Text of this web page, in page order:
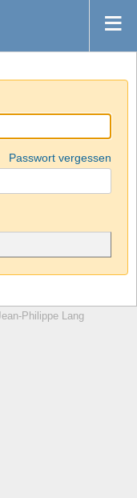
Passwort vergessen
Philippe Lang